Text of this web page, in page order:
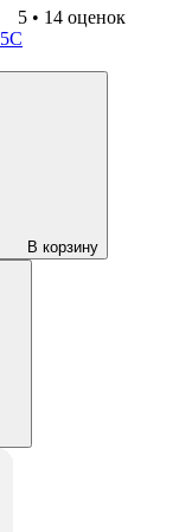
5 • 14 оценок
В корзину